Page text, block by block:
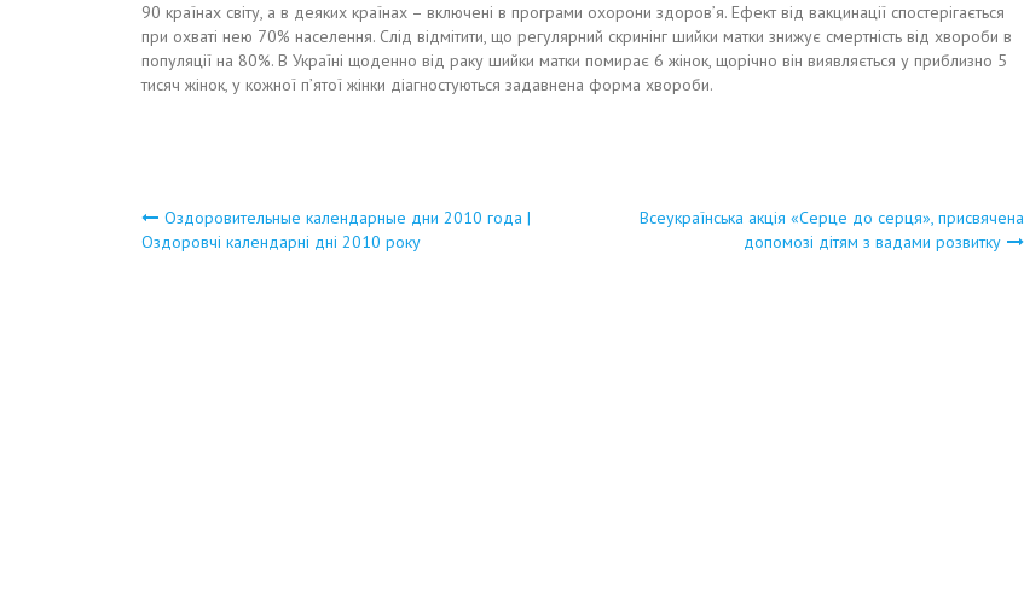
90 країнах світу, а в деяких країнах – включені в програми охорони здоров’я. Ефект від вакцинації спостерігається
при охваті нею 70% населення. Слід відмітити, що регулярний скринінг шийки матки знижує смертність від хвороби в
популяції на 80%. В Україні щоденно від раку шийки матки помирає 6 жінок, щорічно він виявляється у приблизно 5
тисяч жінок, у кожної п’ятої жінки діагностуються задавнена форма хвороби.
Навигация
Оздоровительные календарные дни 2010 года |
Оздоровчі календарні дні 2010 року
Всеукраїнська акція «Серце до серця», присвячена
допомозі дітям з вадами розвитку